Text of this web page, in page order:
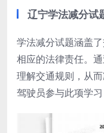
辽宁学法减分试
学法减分试题涵盖
相应的法律责任。
理解交通规则，从
驾驶员参与此项学